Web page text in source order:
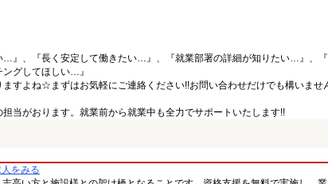
…』、『長く安定して働きたい…』、『就業部署の詳細が知りたい…』、
グしてほしい…』
すよね☆まずはお気軽にご連絡ください!!お問い合わせだけでも構いませ
当がおります。就業前から就業中も全力でサポートいたします!!
をみる